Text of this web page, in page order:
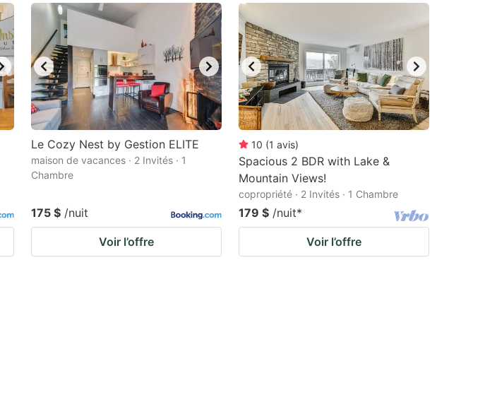
Le Cozy Nest by Gestion ELITE
maison de vacances · 2 Invités · 1
Chambre
175 $ /nuit
Voir l’offre
10 (1 avis)
Spacious 2 BDR with Lake &
Mountain Views!
copropriété · 2 Invités · 1 Chambre
179 $ /nuit*
Voir l’offre